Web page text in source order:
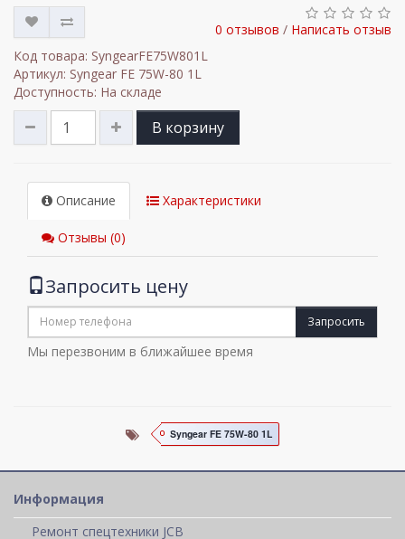
0 отзывов / Написать отзыв
Код товара: SyngearFE75W801L
Артикул: Syngear FE 75W-80 1L
Доступность: На складе
В корзину
Описание Характеристики
Отзывы (0)
Запросить цену
Запросить
Мы перезвоним в ближайшее время
Syngear FE 75W-80 1L
Информация
Ремонт спецтехники JCB